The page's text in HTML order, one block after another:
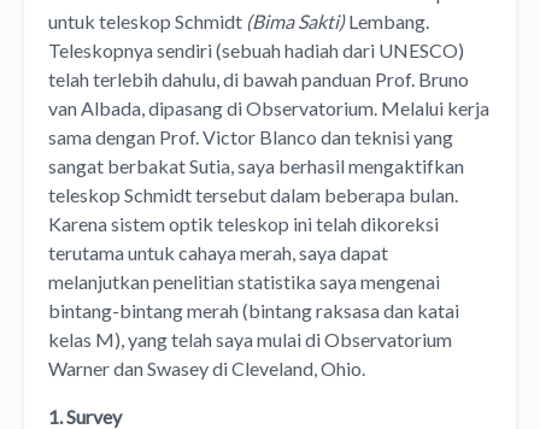
untuk teleskop Schmidt (Bima Sakti)Lembang.
Teleskopnya sendiri (sebuah hadiah dari UNESCO)
telah terlebih dahulu, di bawah panduan Prof. Bruno
van Albada, dipasang di Observatorium. Melalui kerja
sama dengan Prof. Victor Blanco dan teknisi yang
sangat berbakat Sutia, saya berhasil mengaktifkan
teleskop Schmidt tersebut dalam beberapa bulan.
Karena sistem optik teleskop ini telah dikoreksi
terutama untuk cahaya merah, saya dapat
melanjutkan penelitian statistika saya mengenai
bintang-bintang merah (bintang raksasa dan katai
kelas M), yang telah saya mulai di Observatorium
Warner dan Swasey di Cleveland, Ohio.
1. Survey